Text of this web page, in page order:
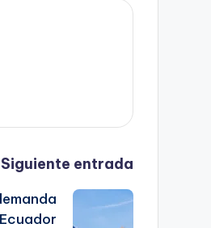
Siguiente entrada